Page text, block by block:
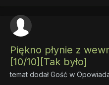
Piękno płynie z
[10/10][Tak było]
temat dodał Gość w